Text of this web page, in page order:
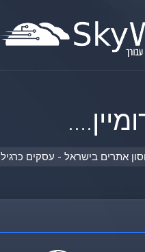
אתרים בישראל - עסקים כרגיל